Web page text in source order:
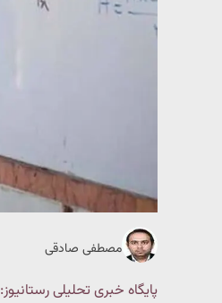
مصطفی صادقی
پایگاه خبری تحلیلی رستانیوز: